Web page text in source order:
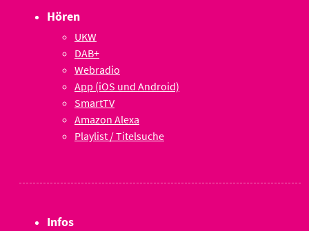
Hören
UKW
DAB+
Webradio
App (iOS und Android)
SmartTV
Amazon Alexa
Playlist / Titelsuche
Infos